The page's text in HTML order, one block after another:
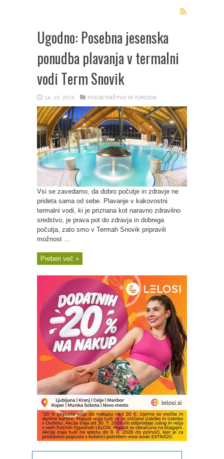
Ugodno: Posebna jesenska
ponudba plavanja v termalni
vodi Term Snovik
14. 10. 2016 PODJETNIŠTVO IN TURIZEM
Vsi se zavedamo, da dobro počutje in zdravje ne
prideta sama od sebe. Plavanje v kakovostni
termalni vodi, ki je priznana kot naravno zdravilno
sredstvo, je prava pot do zdravja in dobrega
počutja, zato smo v Termah Snovik pripravili
možnost ...
Preberi več »